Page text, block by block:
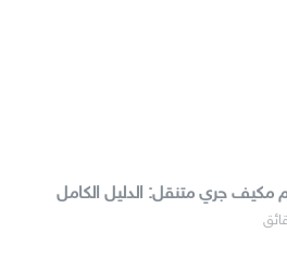
مكيف جري متنقل: الدليل الكامل